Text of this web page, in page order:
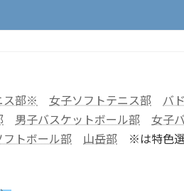
ス部※ 女子ソフトテニス部 バ
男子バスケットボール部
女子
フトボール部
山岳部 ※は特色選